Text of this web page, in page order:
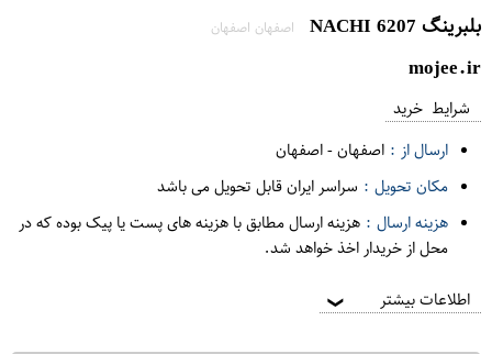
بلبرینگ 6207 NACHI اصفهان اصفهان
mojee.ir
شرایط خرید
ارسال از : اصفهان-اصفهان
مکان تحویل : سراسر ایران قابل تحویل می باشد
هزینه ارسال : هزینه ارسال مطابق با هزینه های پست یا پیک بوده که در
محل از خریدار اخذ خواهد شد.
اطلاعات بیشتر ❯